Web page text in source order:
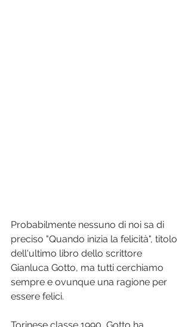
Probabilmente nessuno di noi sa di
preciso "Quando inizia la felicità", titolo
dell'ultimo libro dello scrittore
Gianluca Gotto, ma tutti cerchiamo
sempre e ovunque una ragione per
essere felici.